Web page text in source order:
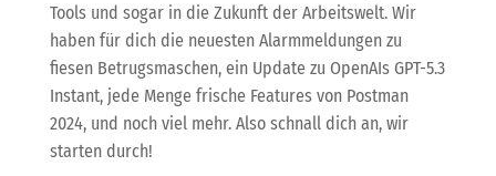
Tools und sogar in die Zukunft der Arbeitswelt. Wir
haben für dich die neuesten Alarmmeldungen zu
fiesen Betrugsmaschen, ein Update zu OpenAIs GPT-5.3
Instant, jede Menge frische Features von Postman
2024, und noch viel mehr. Also schnall dich an, wir
starten durch!